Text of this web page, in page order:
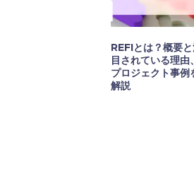
REFIとは？概要
目されている理由、
プロジェクト事例
解説